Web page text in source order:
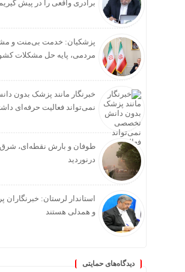
برادری واقعی را در پیش
پزشکیان: خدمت بی‌منت و
مردمی، پایه حل مشکلات
خبرنگار مانند پزشک بدون
نمی‌تواند فعالیت حرفه‌ای
طوفان و بارش نقطه‌ای، شرق
درنوردید
استاندار لرستان: خبرنگاران
و همدلی هستند
دیدگاه‌های حمایتی